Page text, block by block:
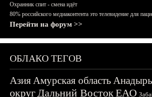
Охранник спит - смена идёт
80% российского медиаконтента это телевидение для
Перейти на форум >>
ОБЛАКО ТЕГОВ
АзияАмурская область Анадырь
округДальний ВостокЕАО